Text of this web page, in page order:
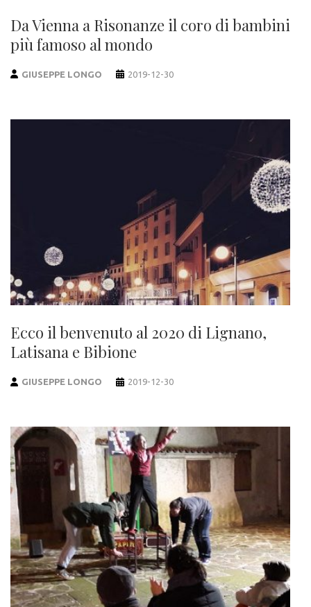
Da Vienna a Risonanze il coro di bambini
più famoso al mondo
GIUSEPPE LONGO 2019-12-30
Ecco il benvenuto al 2020 di Lignano,
Latisana e Bibione
GIUSEPPE LONGO 2019-12-30